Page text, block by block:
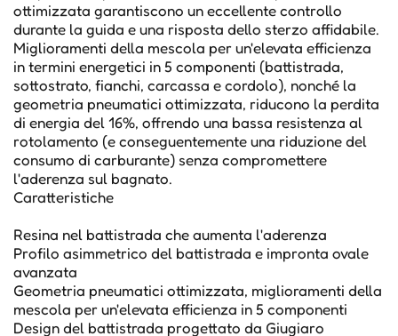
ottimizzata garantiscono un eccellente controllo
durante la guida e una risposta dello sterzo affidabile.
Miglioramenti della mescola per un'elevata efficienza
in termini energetici in 5 componenti (battistrada,
sottostrato, fianchi, carcassa e cordolo), nonché la
geometria pneumatici ottimizzata, riducono la perdita
di energia del 16%, offrendo una bassa resistenza al
rotolamento (e conseguentemente una riduzione del
consumo di carburante) senza compromettere
l'aderenza sul bagnato.
Caratteristiche
Resina nel battistrada che aumenta l'aderenza
Profilo asimmetrico del battistrada e impronta ovale
avanzata
Geometria pneumatici ottimizzata, miglioramenti della
mescola per un'elevata efficienza in 5 componenti
Design del battistrada progettato da Giugiaro